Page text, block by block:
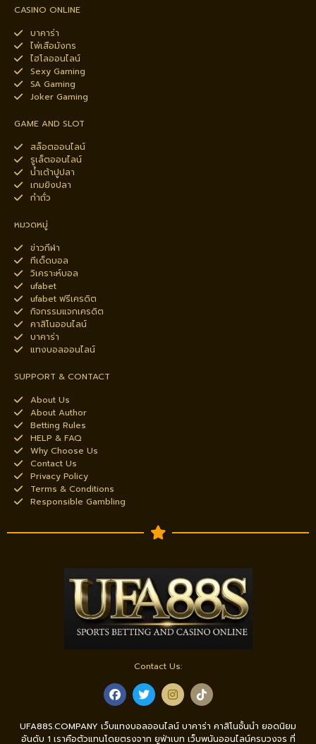
CASINO ONLINE
บาคาร่า
ไพ่เสือมังกร
ไฮโลออนไลน์
Sexy Gaming
SA Gaming
Joker Gaming
GAME AND SLOT
สล็อตออนไลน์
รูเล็ตออนไลน์
น้ำเต้าปูปลา
เกมยิงปลา
กำถั่ว
หมวดหมู่
ข่าวกีฬา
ทีเด็ดบอล
วิเคราะห์บอล
ufabet
ufabet ฟรีเครดิต
กิจกรรมแจกเครดิต
คาสิโนออนไลน์
บาคาร่า
แทงบอลออนไลน์
SUPPORT & CONTACT
About Us
About Author
Betting Rules
HELP & FAQ
Why Choose Us
Contact Us
Privacy Policy
Terms & Conditions
Responsible Gambling
Contact Us:
UFA88S.COMPANY เว็บแทงบอลออนไลน์ บาคาร่า คาสิโนชั้นนำ ยอดนิยม
อันดับ 1 เราคือตัวแทนโดยตรงจาก ยูฟ่าเบท เว็บพนันออนไลน์ครบวงจร ที่